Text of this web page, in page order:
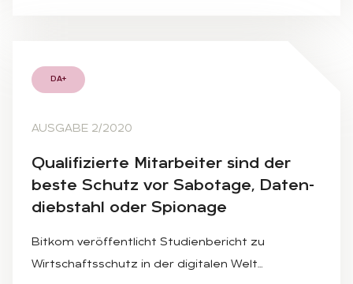
DA+
AUSGABE 2/2020
Qua­li­fi­zier­te Mit­ar­bei­ter sind der
bes­te Schutz vor Sa­bo­ta­ge, Da­ten­
dieb­stahl oder Spio­na­ge
Bitkom veröffentlicht Studienbericht zu
Wirtschaftsschutz in der digitalen Welt…